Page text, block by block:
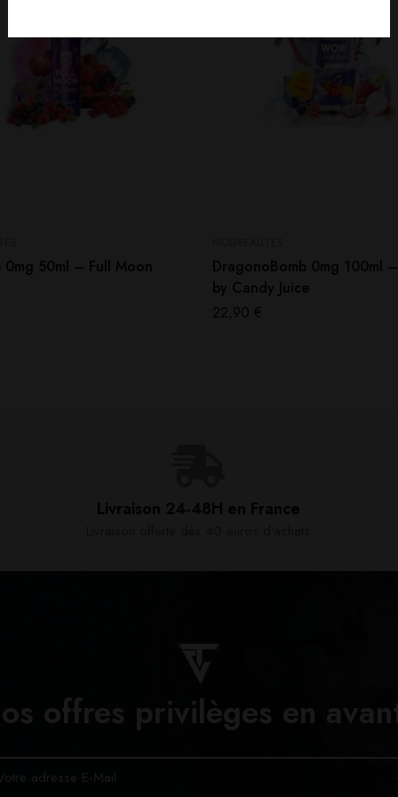
0mg 50ml – Full Moon
DragonoBomb 0mg 100ml
by Candy Juice
22,90 €
Livraison 24-48H en France​
offres privilèges en